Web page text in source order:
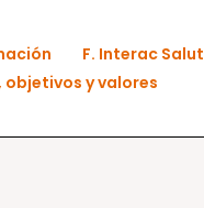
F. Interac Salut
objetivos y valores